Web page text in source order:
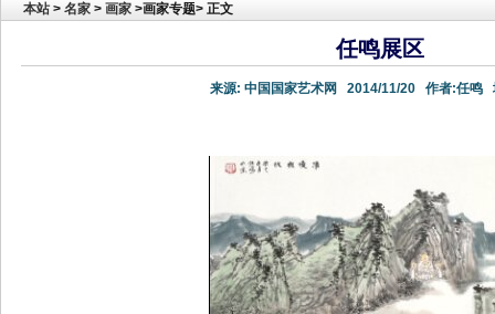
本站 > 名家 > 画家 >画家专题> 正文
任鸣展区
来源: 中国国家艺术网 2014/11/20 作者:任鸣